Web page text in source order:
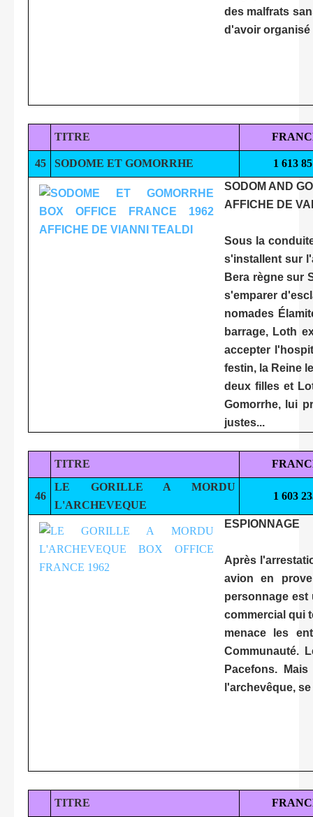
des malfrats
d'avoir organisé
TITRE
45 SODOME ET GOMORRHE
1 613
SODOM AND
AFFICHE DE
Sous la
s'installent sur
Bera règne sur
s'emparer
nomades
barrage, Loth
accepter
festin, la Reine
deux filles et
Gomorrhe, lui
justes...
TITRE
46
LE GORILLE A MORDU
L'ARCHEVEQUE
1 603
ESPIONNAGE
Après
avion en
personnage
commercial qui
menace les
Communauté.
Pacefons.
l'archevêque,
TITRE